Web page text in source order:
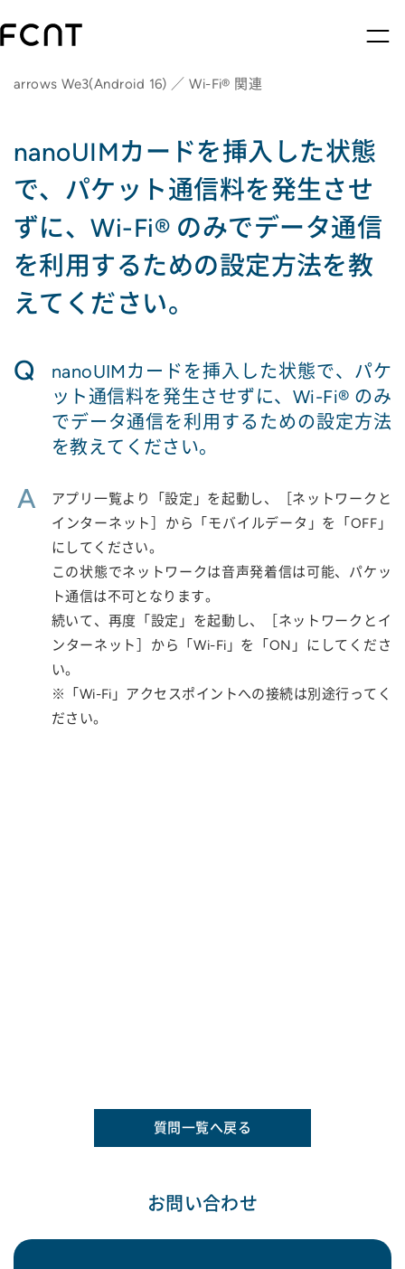
arrows We3(Android 16) ／ Wi-Fi® 関連
nanoUIMカードを挿入した状態
で、パケット通信料を発生させ
ずに、Wi-Fi® のみでデータ通信
を利用するための設定方法を教
えてください。
Q
nanoUIMカードを挿入した状態で、パケ
ット通信料を発生させずに、Wi-Fi® のみ
でデータ通信を利用するための設定方法
を教えてください。
A
アプリ一覧より「設定」を起動し、［ネットワークと
インターネット］から「モバイルデータ」を「OFF」
にしてください。
この状態でネットワークは音声発着信は可能、パケッ
ト通信は不可となります。
続いて、再度「設定」を起動し、［ネットワークとイ
ンターネット］から「Wi-Fi」を「ON」にしてくださ
い。
※「Wi-Fi」アクセスポイントへの接続は別途行ってく
ださい。
質問一覧へ戻る
お問い合わせ